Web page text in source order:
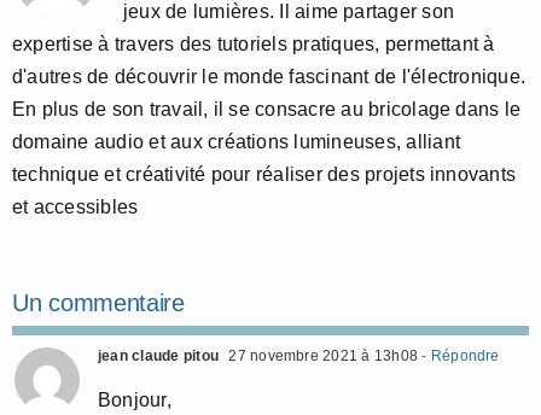
jeux de lumières. Il aime partager son
expertise à travers des tutoriels pratiques, permettant à
d'autres de découvrir le monde fascinant de l'électronique.
En plus de son travail, il se consacre au bricolage dans le
domaine audio et aux créations lumineuses, alliant
technique et créativité pour réaliser des projets innovants
et accessibles
Un commentaire
jean claude pitou 27 novembre 2021 à 13h08 - Répondre
Bonjour,